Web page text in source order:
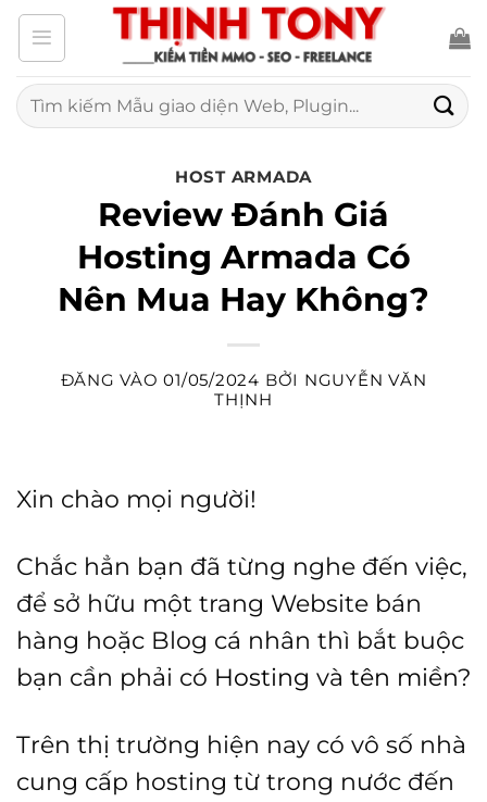
Bỏ
qua
nội
dung
Tìm
kiếm:
HOST ARMADA
Review Đánh Giá
Hosting Armada Có
Nên Mua Hay Không?
ĐĂNG VÀO01/05/2024 BỞI NGUYỄN VĂN
THỊNH
Xin chào mọi người!
Chắc hẳn bạn đã từng nghe đến việc,
để sở hữu một trang Website bán
hàng hoặc Blog cá nhân thì bắt buộc
bạn cần phải có Hosting và tên miền?
Trên thị trường hiện nay có vô số nhà
cung cấp hosting từ trong nước đến